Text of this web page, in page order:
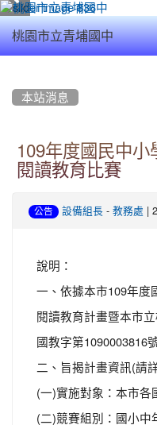
桃園市立青埔國中
本站消息
109年度國民中小
閱讀教育比賽
公告 設備組長 - 教務處 |
說明：
一、依據本市109年度
閱讀教育計畫暨本市
國教字第1090003816
二、旨揭計畫資訊(請
(一)實施對象：本市各
(二)競賽組別：國小中